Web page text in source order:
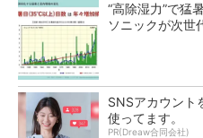
“高除湿力”で猛
ソニックが次世
SNSアカウント
使ってます。
PR(Dreaw合同会社)